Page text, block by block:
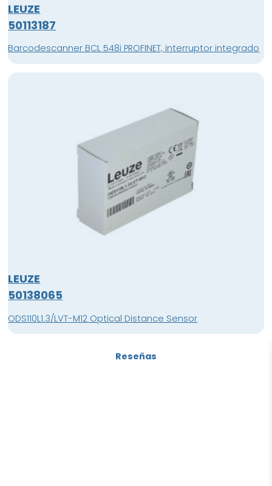
LEUZE
50113187
Barcodescanner BCL 548i PROFINET, interruptor integrado
LEUZE
50138065
ODS110L1.3/LVT-M12 Optical Distance Sensor
Reseñas